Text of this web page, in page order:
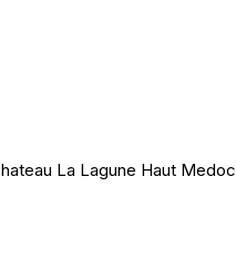
La Lagune Haut Medoc